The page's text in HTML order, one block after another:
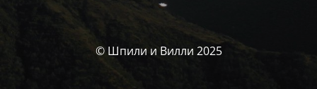
© Шпили и Вилли 2025